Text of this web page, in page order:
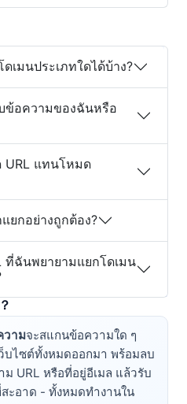
เมนประเภทใดได้บ้าง?
ข้อความของฉันหรือ
URL แทนโหมด
ยกอย่างถูกต้อง?
ที่ฉันพยายามแยกโดเมน
วามจะสแกนข้อความใด ๆ
บไซต์ทั้งหมดออกมา พร้อมลบ
URL หรือที่อยู่อีเมล แล้วรับ
ะอาด - ทั้งหมดทำงานใน